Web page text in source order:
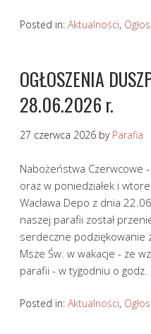
Posted in: Aktualności,
OGŁOSZENIA
28.06.2026 r.
27 czerwca 2026 by Parafia
Nabożeństwa Czerwcowe
oraz w poniedziałek i
Wacława Depo z dnia
naszej parafii został
serdeczne podziękowanie
Msze Św. w wakacje - ze
parafii - w tygodniu o godz.
Posted in: Aktualności,